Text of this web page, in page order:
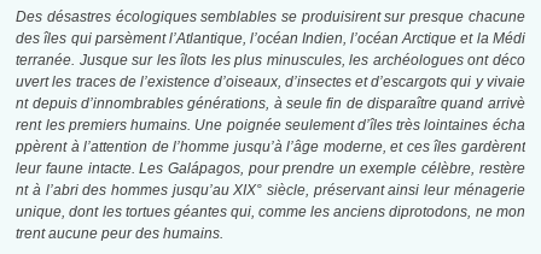
Des désastres écologiques semblables se produisirent sur presque chacune
des îles qui parsèment l’Atlantique, l’océan Indien, l’océan Arctique et la Médi
terranée. Jusque sur les îlots les plus minuscules, les archéologues ont déco
uvert les traces de l’existence d’oiseaux, d’insectes et d’escargots qui y vivaie
nt depuis d’innombrables générations, à seule fin de disparaître quand arrivè
rent les premiers humains. Une poignée seulement d’îles très lointaines écha
ppèrent à l’attention de l’homme jusqu’à l’âge moderne, et ces îles gardèrent
leur faune intacte. Les Galápagos, pour prendre un exemple célèbre, restère
nt à l’abri des hommes jusqu’au XIX°siècle, préservant ainsi leur ménagerie
unique, dont les tortues géantes qui, comme les anciens diprotodons, ne mon
trent aucune peur des humains.